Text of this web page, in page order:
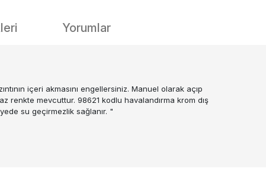
Yorumlar
içeri akmasını engellersiniz. Manuel olarak açıp
renkte mevcuttur. 98621 kodlu havalandırma krom dış
su geçirmezlik sağlanır. "